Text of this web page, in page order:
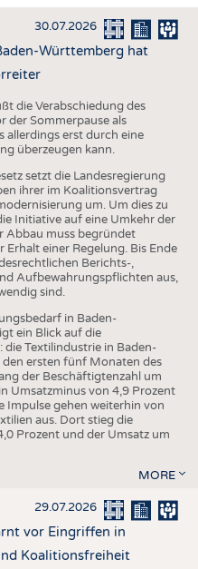
STATISTICS
TERMINE
BRANCHENTERMINE
30.07.2026
Württemberg hat
die Verabschiedung des
der Sommerpause als
allerdings erst durch eine
überzeugen kann.
setzt die Landesregierung
ihrer im Koalitionsvertrag
um. Um dies zu
Initiative auf eine Umkehr der
Abbau muss begründet
Erhalt einer Regelung. Bis Ende
Berichts-,
Aufbewahrungspflichten aus,
sind.
in Baden-
ein Blick auf die
die Textilindustrie in Baden-
ersten fünf Monaten des
der Beschäftigtenzahl um
Umsatzminus von 4,9 Prozent
Impulse gehen weiterhin von
aus. Dort stieg die
Prozent und der Umsatz um
MORE
29.07.2026
vor Eingriffen in
Koalitionsfreiheit